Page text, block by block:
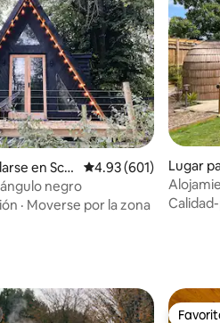
303 reseñas
en Sco
Calificación
4.93 (601)
negro
· Moverse por la zona
Lugar
ry Rivel
jacuzzi